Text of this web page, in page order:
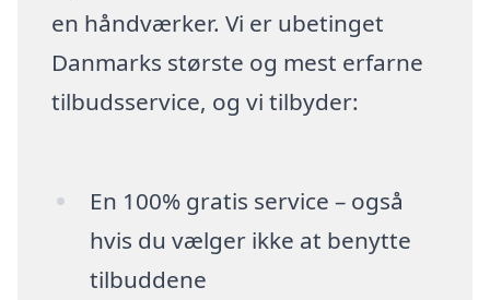
en håndværker. Vi er ubetinget
Danmarks største og mest erfarne
tilbudsservice, og vi tilbyder:
En 100% gratis service – også
hvis du vælger ikke at benytte
tilbuddene